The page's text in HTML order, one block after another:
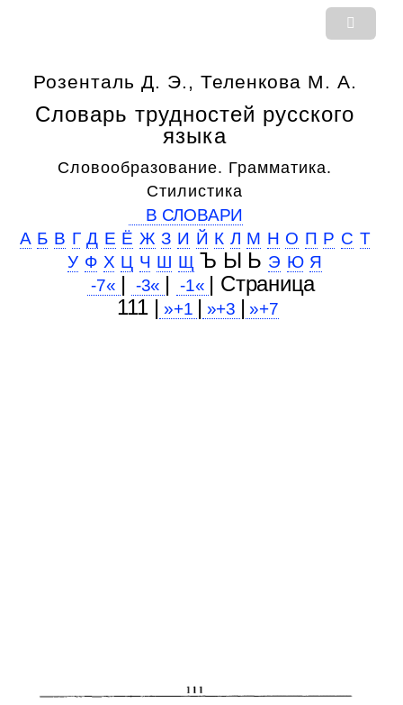
Розенталь Д. Э., Теленкова М. А.
Словарь трудностей русского
языка
Словообразование. Грамматика.
Стилистика
В СЛОВАРИ
А Б В Г Д Е Ё Ж З И Й К Л М Н О П Р С Т
У Ф Х Ц Ч Ш Щ Ъ Ы Ь Э Ю Я
-7« | -3« | -1« | Cтраница
111 | »+1 | »+3 | »+7